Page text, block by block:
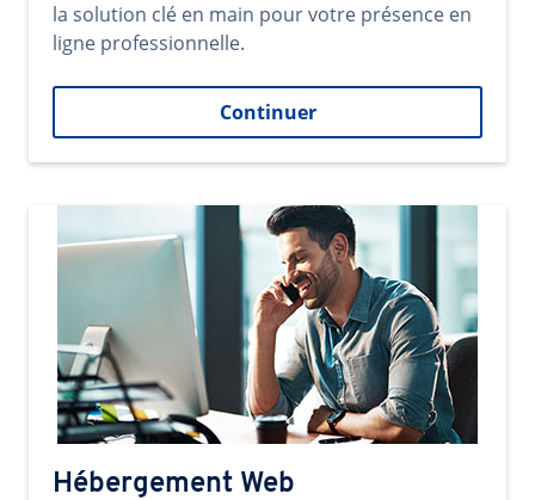
la solution clé en main pour votre présence en
ligne professionnelle.
Continuer
Hébergement Web